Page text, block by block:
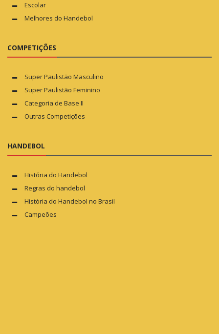
Escolar
Melhores do Handebol
COMPETIÇÕES
Super Paulistão Masculino
Super Paulistão Feminino
Categoria de Base II
Outras Competições
HANDEBOL
História do Handebol
Regras do handebol
História do Handebol no Brasil
Campeões